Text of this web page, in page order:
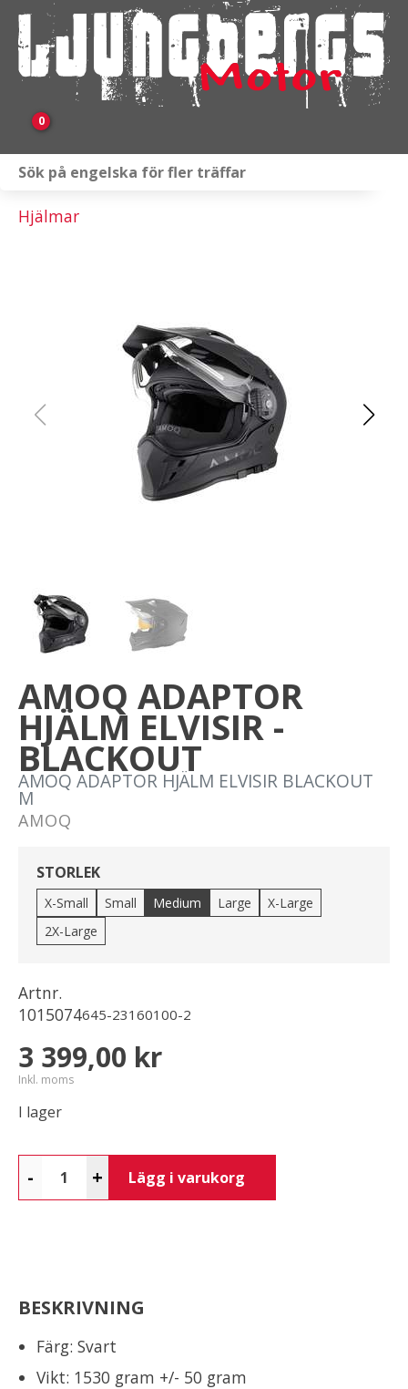
0
Släpvagnar & Skylift
Hjälmar
AMOQ ADAPTOR
HJÄLM ELVISIR -
BLACKOUT
AMOQ ADAPTOR HJÄLM ELVISIR BLACKOUT
M
AMOQ
STORLEK
X-Small Small Medium Large
X-Large
2X-Large
Artnr.
1015074645-23160100-2
3 399,00 kr
Inkl. moms
I lager
- + Lägg i varukorg
BESKRIVNING
Färg: Svart
Vikt: 1530 gram +/- 50 gram